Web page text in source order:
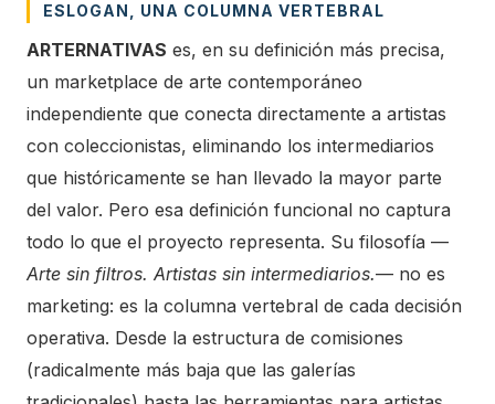
ESLOGAN, UNA COLUMNA VERTEBRAL
ARTERNATIVAS es, en su definición más precisa,
un marketplace de arte contemporáneo
independiente que conecta directamente a artistas
con coleccionistas, eliminando los intermediarios
que históricamente se han llevado la mayor parte
del valor. Pero esa definición funcional no captura
todo lo que el proyecto representa. Su filosofía —
Arte sin filtros. Artistas sin intermediarios.— no es
marketing: es la columna vertebral de cada decisión
operativa. Desde la estructura de comisiones
(radicalmente más baja que las galerías